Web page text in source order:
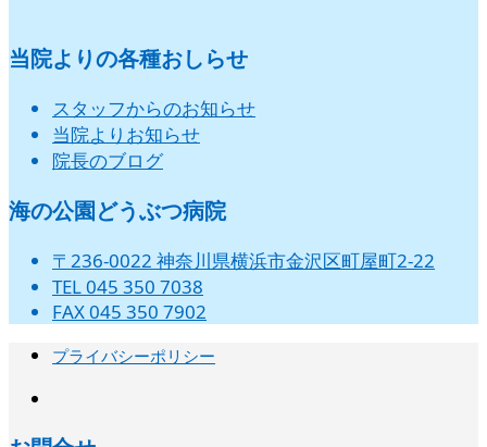
当院よりの各種おしらせ
スタッフからのお知らせ
当院よりお知らせ
院長のブログ
海の公園どうぶつ病院
〒236-0022 神奈川県横浜市金沢区町屋町2-22
TEL 045 350 7038
FAX 045 350 7902
プライバシーポリシー